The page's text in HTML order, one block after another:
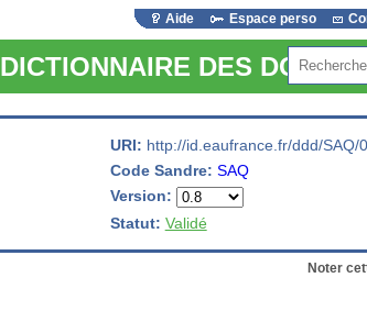
Aide Espace perso
Rechercher
DICTIONNAIRE DES
URI: http://id.eaufrance.fr/ddd/SAQ/
Code Sandre: SAQ
Version:
Statut: Validé
Noter